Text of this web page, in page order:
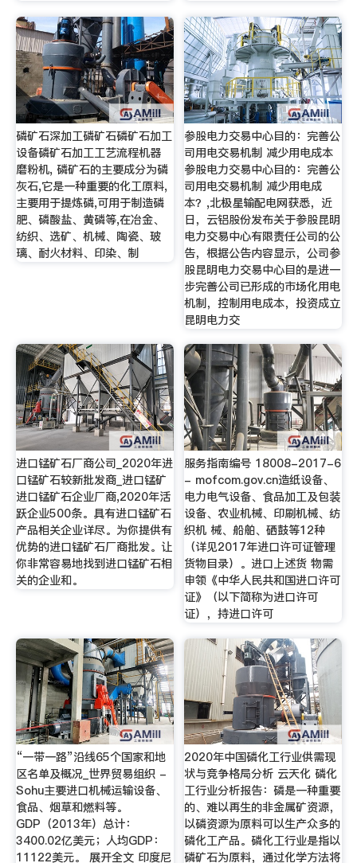
磷矿石深加工磷矿石磷矿石加工
设备磷矿石加工工艺流程机器
磨粉机, 磷矿石的主要成分为磷
灰石,它是一种重要的化工原料,
主要用于提炼磷,可用于制造磷
肥、磷酸盐、黄磷等,在冶金、
纺织、选矿、机械、陶瓷、玻
璃、耐火材料、印染、制
参股电力交易中心目的：完善公
司用电交易机制 减少用电成本
参股电力交易中心目的：完善公
司用电交易机制 减少用电成
本？,北极星输配电网获悉，近
日，云铝股份发布关于参股昆明
电力交易中心有限责任公司的公
告，根据公告内容显示，公司参
股昆明电力交易中心目的是进一
步完善公司已形成的市场化用电
机制，控制用电成本，投资成立
昆明电力交
进口锰矿石厂商公司_2020年进
口锰矿石较新批发商_进口锰矿
进口锰矿石企业厂商,2020年活
跃企业500条。具有进口锰矿石
产品相关企业详尽。为你提供有
优势的进口锰矿石厂商批发。让
你非常容易地找到进口锰矿石相
关的企业和。
服务指南编号 18008-2017-6
- mofcom.gov.cn造纸设备、
电力电气设备、食品加工及包装
设备、农业机械、印刷机械、纺
织机 械、船舶、硒鼓等12种
（详见2017年进口许可证管理
货物目录）。进口上述货 物需
申领《中华人民共和国进口许可
证》（以下简称为进口许可
证），持进口许可
“一带一路”沿线65个国家和地
区名单及概况_世界贸易组织 -
Sohu主要进口机械运输设备、
食品、烟草和燃料等。
GDP（2013年）总计：
3400.02亿美元；人均GDP：
11122美元。 展开全文 印度尼
2020年中国磷化工行业供需现
状与竞争格局分析 云天化 磷化
工行业分析报告：磷是一种重要
的、难以再生的非金属矿资源，
以磷资源为原料可以生产众多的
磷化工产品。磷化工行业是指以
磷矿石为原料，通过化学方法将